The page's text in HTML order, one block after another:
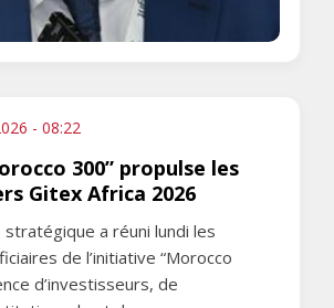
- 08:22
300” propulse les
Gitex Africa 2026
a réuni lundi les
de l’initiative “Morocco
d’investisseurs, de